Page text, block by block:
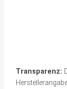
Transparenz: